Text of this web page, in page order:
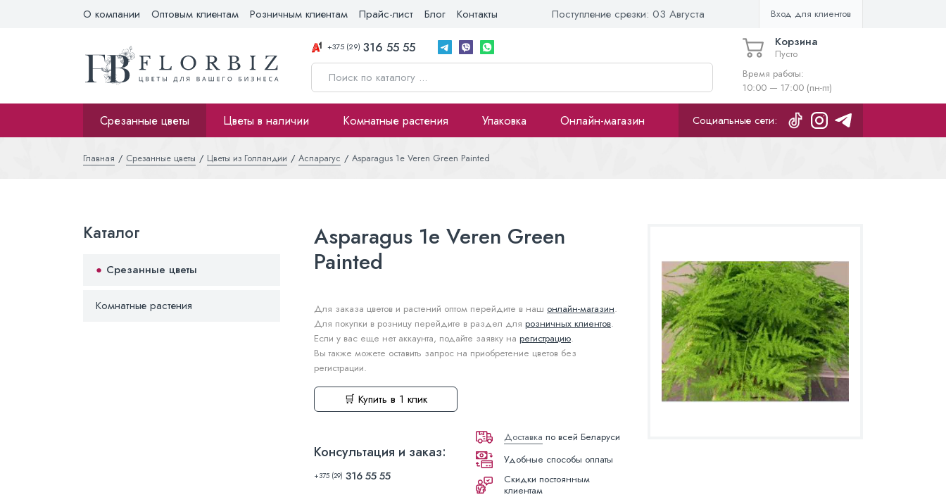
О компании Оптовым клиентам Розничным клиентам Прайс-лист Блог Контакты Поступление срезки: 03 Августа Вход для клиентов
+375 (29) 316 55 55 Корзина
Пусто
Время работы:
10:00 — 17:00 (пн-пт)
Срезанные цветы Цветы в наличии Комнатные растения Упаковка Онлайн-магазин Социальные сети:
Главная Срезанные цветы Цветы из Голландии Аспарагус Asparagus 1e Veren Green Painted
Каталог
Срезанные цветы
Комнатные растения
Asparagus 1e Veren Green
Painted
Для заказа цветов и растений оптом перейдите в наш онлайн-магазин.
Для покупки в розницу перейдите в раздел для розничных клиентов.
Если у вас еще нет аккаунта, подайте заявку на регистрацию.
Вы также можете оставить запрос на приобретение цветов без
регистрации.
🛒 Купить в 1 клик
Консультация и заказ:
+375 (29) 316 55 55
Доставка по всей Беларуси
Удобные способы оплаты
Скидки постоянным
клиентам